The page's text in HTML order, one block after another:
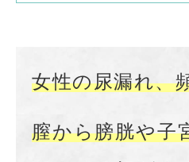
女性の尿漏れ
膣から膀胱や子